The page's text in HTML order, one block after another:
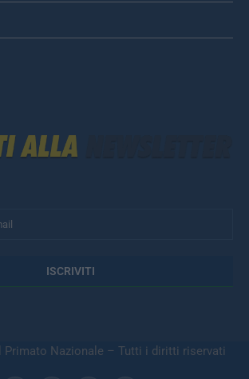
Primato Nazionale – Tutti i diritti riservati